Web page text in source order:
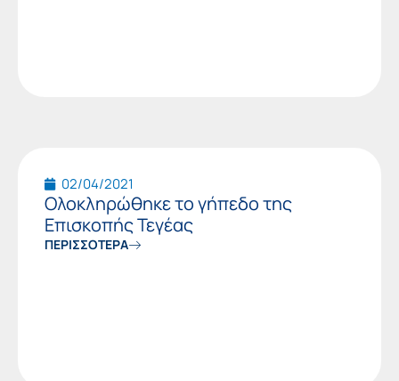
02/04/2021
Ολοκληρώθηκε το γήπεδο της
Επισκοπής Τεγέας
ΠΕΡΙΣΣΟΤΕΡΑ